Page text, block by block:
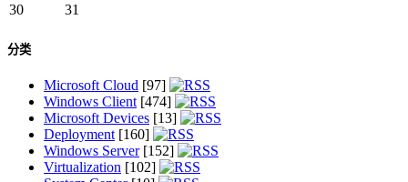
30
31
分类
Microsoft Cloud [97]
Windows Client[474]
Microsoft Devices [13]
Deployment[160]
Windows Server[152]
Virtualization [102]